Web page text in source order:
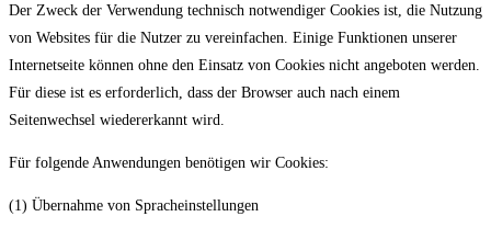
Der Zweck der Verwendung technisch notwendiger Cookies ist, die Nutzung
von Websites für die Nutzer zu vereinfachen. Einige Funktionen unserer
Internetseite können ohne den Einsatz von Cookies nicht angeboten werden.
Für diese ist es erforderlich, dass der Browser auch nach einem
Seitenwechsel wiedererkannt wird.
Für folgende Anwendungen benötigen wir Cookies:
(1) Übernahme von Spracheinstellungen